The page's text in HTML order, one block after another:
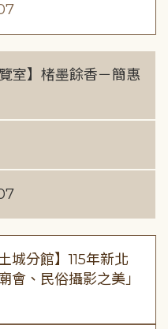
室】楮墨餘香－簡惠
城分館】115年新北
會、民俗攝影之美」